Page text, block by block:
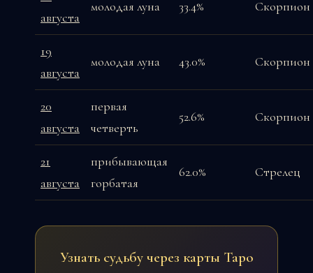
августа
молодая луна 33.4% Скорпион
19
августа
молодая луна 43.0% Скорпион
20
августа
первая
четверть
52.6% Скорпион
21
августа
прибывающая
горбатая
62.0% Стрелец
Узнать судьбу через карты Таро